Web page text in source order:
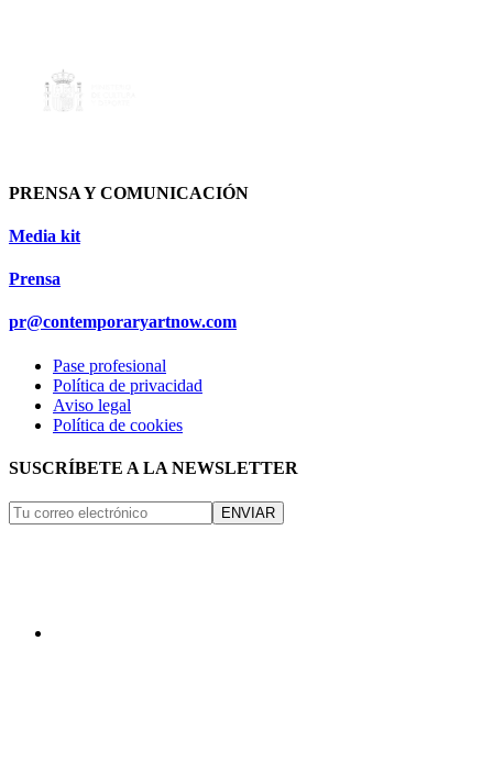
PRENSA Y COMUNICACIÓN
Media kit
Prensa
pr@contemporaryartnow.com
Pase profesional
Política de privacidad
Aviso legal
Política de cookies
SUSCRÍBETE A LA NEWSLETTER
ENVIAR